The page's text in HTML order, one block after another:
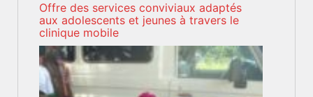
Offre des services conviviaux adaptés
aux adolescents et jeunes à travers le
clinique mobile